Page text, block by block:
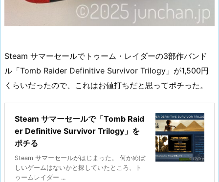
Steam サマーセールでトゥーム・レイダーの3部作バンド
ル「Tomb Raider Definitive Survivor Trilogy」が1,500円
くらいだったので、これはお値打ちだと思ってポチった。
Steam サマーセールで「Tomb Raid
er Definitive Survivor Trilogy」を
ポチる
Steam サマーセールがはじまった。 何かめぼ
しいゲームはないかと探していたところ、ト
ゥームレイダー ...